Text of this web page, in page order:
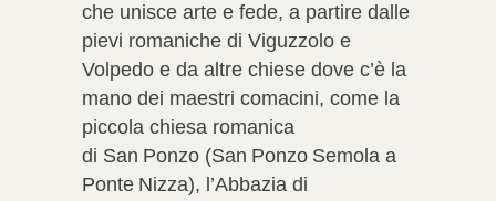
che unisce arte e fede, a partire dalle
pievi romaniche di Viguzzolo e
Volpedo e da altre chiese dove c’è la
mano dei maestri comacini, come la
piccola chiesa romanica
di San Ponzo (San Ponzo Semola a
Ponte Nizza), l’Abbazia di